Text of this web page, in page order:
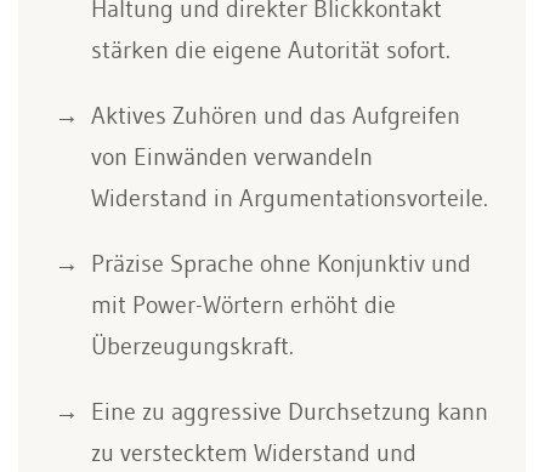
Haltung und direkter Blickkontakt
stärken die eigene Autorität sofort.
Aktives Zuhören und das Aufgreifen
von Einwänden verwandeln
Widerstand in Argumentationsvorteile.
Präzise Sprache ohne Konjunktiv und
mit Power-Wörtern erhöht die
Überzeugungskraft.
Eine zu aggressive Durchsetzung kann
zu verstecktem Widerstand und